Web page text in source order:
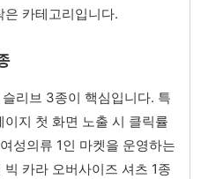
카테고리입니다.
리브 3종이 핵심입니다. 특
지 첫 화면 노출 시 클릭률
성의류 1인 마켓을 운영하는
카라 오버사이즈 셔츠 1종